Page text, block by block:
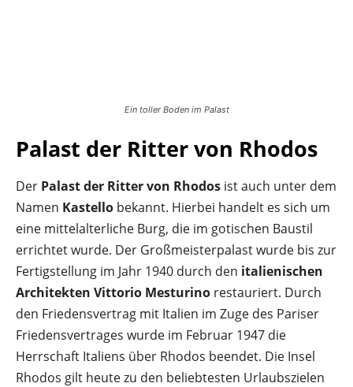
Ein toller Boden im Palast
Palast der Ritter von Rhodos
Der Palast der Ritter von Rhodos ist auch unter dem
Namen Kastello bekannt. Hierbei handelt es sich um
eine mittelalterliche Burg, die im gotischen Baustil
errichtet wurde. Der Großmeisterpalast wurde bis zur
Fertigstellung im Jahr 1940 durch den italienischen
Architekten Vittorio Mesturino restauriert. Durch
den Friedensvertrag mit Italien im Zuge des Pariser
Friedensvertrages wurde im Februar 1947 die
Herrschaft Italiens über Rhodos beendet. Die Insel
Rhodos gilt heute zu den beliebtesten Urlaubszielen